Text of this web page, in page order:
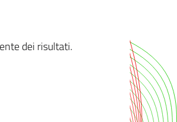
dei risultati.